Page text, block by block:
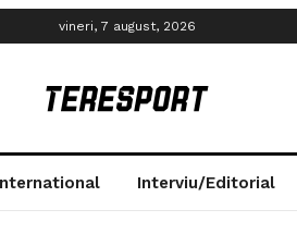
vineri, 7 august, 2026
Interviu/Editorial